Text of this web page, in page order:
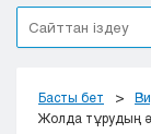
Астана
Алматы
Атырау
Басты бет
Жолда тұрудың